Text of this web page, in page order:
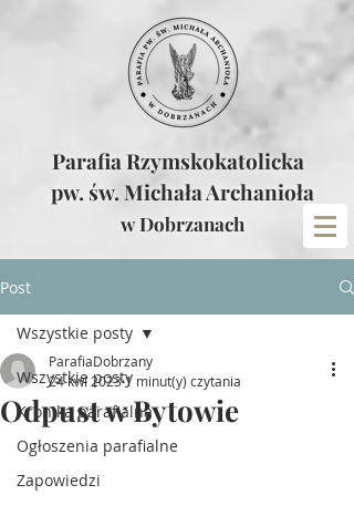
Parafia Rzymskokatolicka
pw. św. Michała Archanioła
w Dobrzanach
Post
Wszystkie posty
Kronika parafialna
Ogłoszenia parafialne
Zapowiedzi
Wszystkie posty
Odpust w Bytowie
ParafiaDobrzany
24 kwi 20231 minut(y) czytania